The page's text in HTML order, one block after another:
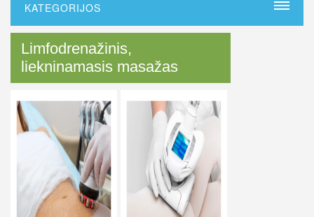
KATEGORIJOS
Limfodrenažinis,
liekninamasis masažas